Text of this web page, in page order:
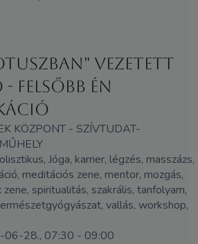
vezetett
Felsőbb Én
KÖZPONT - SZÍVTUDAT-
Jóga, karrier, légzés, masszázs,
meditációs zene, mentor, mozgás,
spiritualitás, szakrális, tanfolyam,
vallás, workshop,
06-28., 07:30 - 09:00